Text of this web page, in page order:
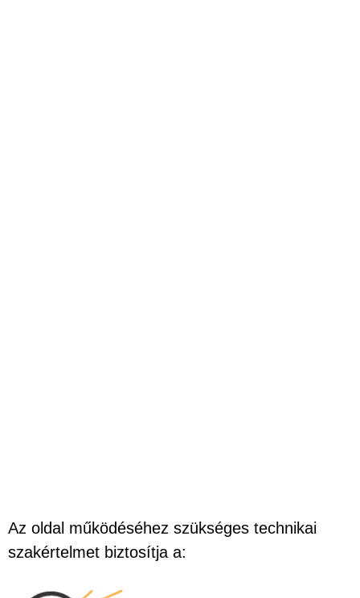
Az oldal működéséhez szükséges technikai
szakértelmet biztosítja a: